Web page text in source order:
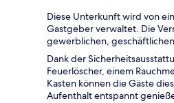
Diese Unterkunft wird von
Gastgeber verwaltet. Die
gewerblichen,
Dank der
Feuerlöscher, einem
Kasten können die Gäste
Aufenthalt entspannt